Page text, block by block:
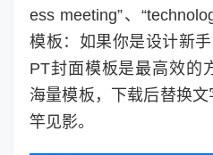
ess meeting”、
模板：如果你是设计新
PT封面模板是最高效的
海量模板，下载后替换
竿见影。